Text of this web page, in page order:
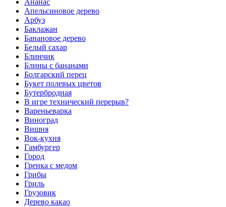
Апельсиновое дерево
Арбуз
Баклажан
Банановое дерево
Белый сахар
Блинчик
Блины с бананами
Болгарский перец
Букет полевых цветов
Бутербродная
В игре технический перерыв?
Вареньеварка
Виноград
Вишня
Вок-кухня
Гамбургер
Город
Гренка с медом
Грибы
Гриль
Грузовик
Дерево какао